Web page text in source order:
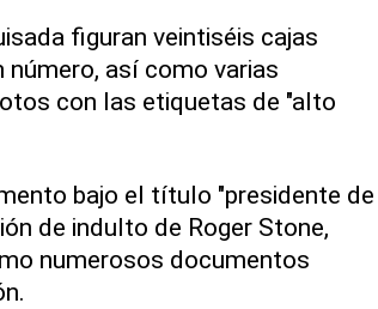
figuran veintiséis cajas
así como varias
con las etiquetas de "alto
bajo el título "presidente de
de indulto de Roger Stone,
numerosos documentos